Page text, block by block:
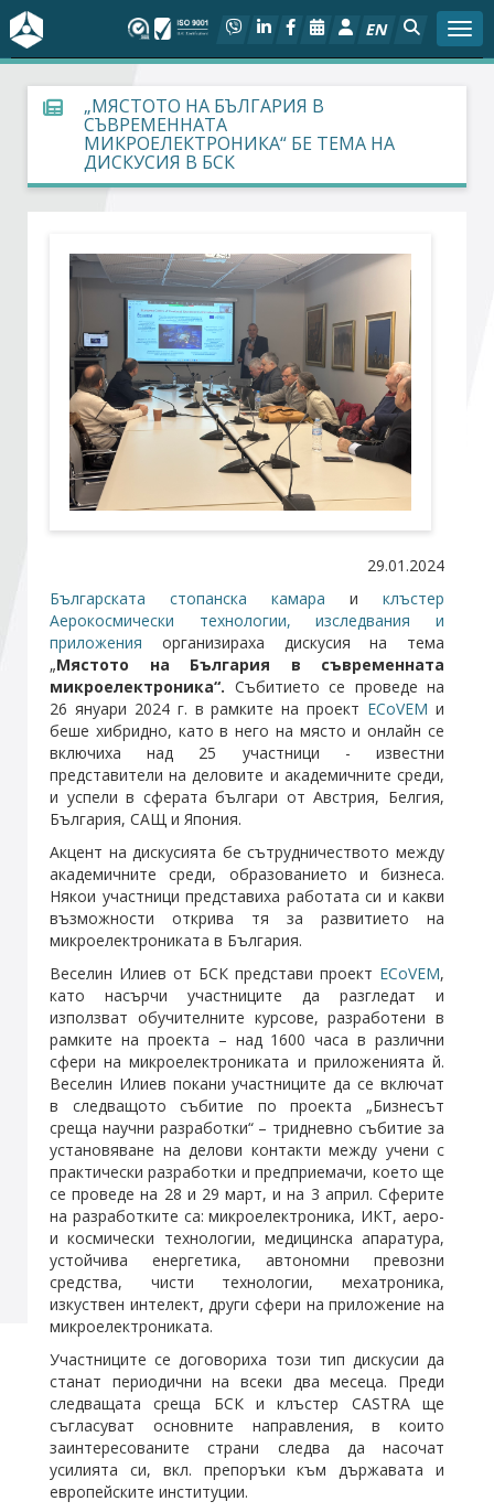
EN
За БСК
На фокус
Актуално
Социален диалог
Арбитражен съд
Проекти
Членове
Абонирайте се!
„МЯСТОТО НА БЪЛГАРИЯ В
СЪВРЕМЕННАТА
МИКРОЕЛЕКТРОНИКА“ БЕ ТЕМА НА
ДИСКУСИЯ В БСК
29.01.2024
Българската стопанска камара и клъстер
Аерокосмически технологии, изследвания и
приложения организираха дискусия на тема
„Мястото на България в съвременната
микроелектроника“. Събитието се проведе на
26 януари 2024 г. в рамките на проект ECoVEM и
беше хибридно, като в него на място и онлайн се
включиха над 25 участници - известни
представители на деловите и академичните среди,
и успели в сферата българи от Австрия, Белгия,
България, САЩ и Япония.
Акцент на дискусията бе сътрудничеството между
академичните среди, образованието и бизнеса.
Някои участници представиха работата си и какви
възможности открива тя за развитието на
микроелектрониката в България.
Веселин Илиев от БСК представи проект ECoVEM,
като насърчи участниците да разгледат и
използват обучителните курсове, разработени в
рамките на проекта – над 1600 часа в различни
сфери на микроелектрониката и приложенията й.
Веселин Илиев покани участниците да се включат
в следващото събитие по проекта „Бизнесът
среща научни разработки“ – тридневно събитие за
установяване на делови контакти между учени с
практически разработки и предприемачи, което ще
се проведе на 28 и 29 март, и на 3 април. Сферите
на разработките са: микроелектроника, ИКТ, аеро-
и космически технологии, медицинска апаратура,
устойчива енергетика, автономни превозни
средства, чисти технологии, мехатроника,
изкуствен интелект, други сфери на приложение на
микроелектрониката.
Участниците се договориха този тип дискусии да
станат периодични на всеки два месеца. Преди
следващата среща БСК и клъстер CASTRA ще
съгласуват основните направления, в които
заинтересованите страни следва да насочат
усилията си, вкл. препоръки към държавата и
европейските институции.